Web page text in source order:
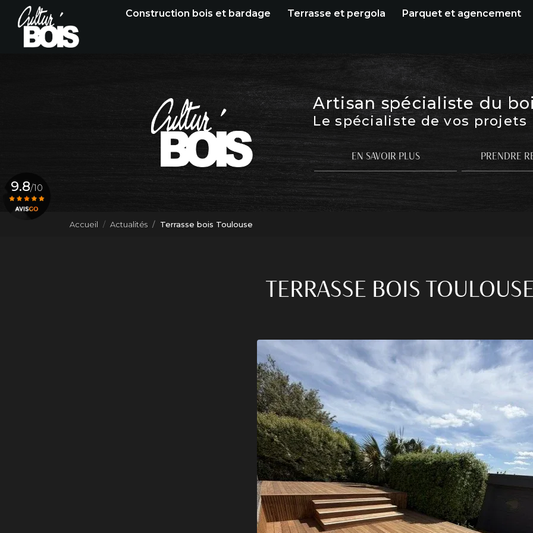
contenu
principal
Construction bois et bardage Terrasse et pergola Parquet et agencement
Artisan spécialiste du
Le spécialiste de vos projets
EN SAVOIR PLUS PRENDRE
9.8/10
Accueil Actualités Terrasse bois Toulouse
TERRASSE BOIS